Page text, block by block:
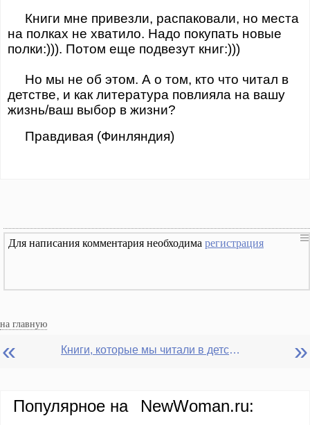
Книги мне привезли, распаковали, но места
на полках не хватило. Надо покупать новые
полки:))). Потом еще подвезут книг:)))
Но мы не об этом. А о том, кто что читал в
детстве, и как литература повлияла на вашу
жизнь/ваш выбор в жизни?
Правдивая (Финляндия)
Для написания комментария необходима регистрация
на главную
« Книги, которые мы читали в детстве, и как они на нас повлияли »
Популярное на NewWoman.ru: